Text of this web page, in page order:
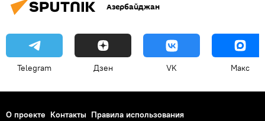
Азербайджан
Telegram Дзен VK Макс
О проекте Контакты Правила использования